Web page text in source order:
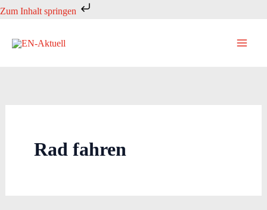
Zum Inhalt springen
Zum
springen
Rad fahren